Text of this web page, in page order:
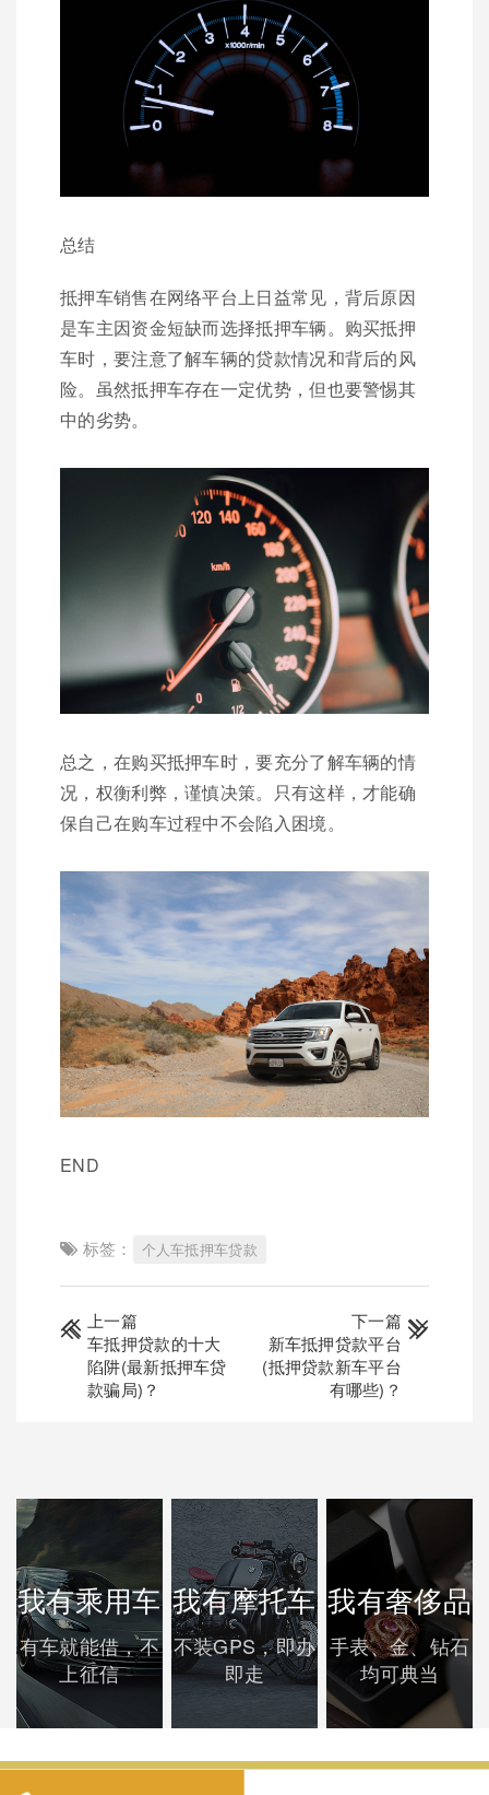
总结
抵押车销售在网络平台上日益常见，背后原因
是车主因资金短缺而选择抵押车辆。购买抵押
车时，要注意了解车辆的贷款情况和背后的风
险。虽然抵押车存在一定优势，但也要警惕其
中的劣势。
总之，在购买抵押车时，要充分了解车辆的情
况，权衡利弊，谨慎决策。只有这样，才能确
保自己在购车过程中不会陷入困境。
END
标签： 个人车抵押车贷款
上一篇
车抵押贷款的十大
陷阱(最新抵押车贷
款骗局)？
下一篇
新车抵押贷款平台
(抵押贷款新车平台
有哪些)？
我有乘用车
有车就能借，不
上征信
我有摩托车
不装GPS，即办
即走
我有奢侈品
手表、金、钻石
均可典当